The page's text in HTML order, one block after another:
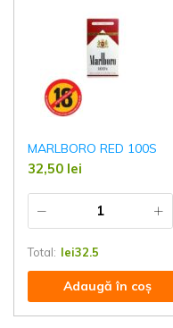
MARLBORO RED 100S
32,50 lei
Total: lei32.5
Adaugă în coș